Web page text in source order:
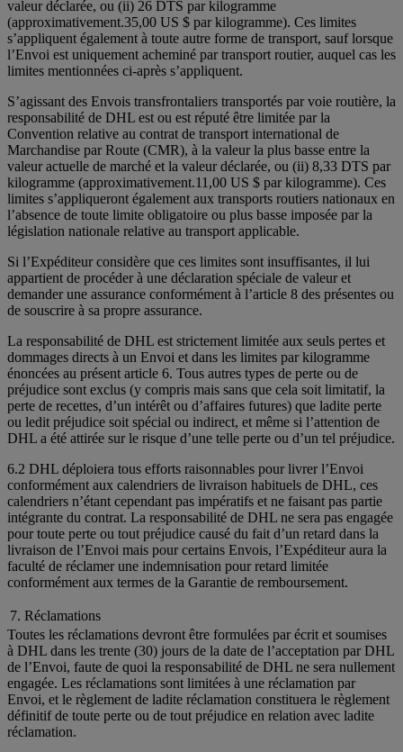
valeur déclarée, ou (ii) 26 DTS par kilogramme
(approximativement.35,00 US $ par kilogramme). Ces limites
s’appliquent également à toute autre forme de transport, sauf lorsque
l’Envoi est uniquement acheminé par transport routier, auquel cas les
limites mentionnées ci-après s’appliquent.
S’agissant des Envois transfrontaliers transportés par voie routière, la
responsabilité de DHL est ou est réputé être limitée par la
Convention relative au contrat de transport international de
Marchandise par Route (CMR), à la valeur la plus basse entre la
valeur actuelle de marché et la valeur déclarée, ou (ii) 8,33 DTS par
kilogramme (approximativement.11,00 US $ par kilogramme). Ces
limites s’appliqueront également aux transports routiers nationaux en
l’absence de toute limite obligatoire ou plus basse imposée par la
législation nationale relative au transport applicable.
Si l’Expéditeur considère que ces limites sont insuffisantes, il lui
appartient de procéder à une déclaration spéciale de valeur et
demander une assurance conformément à l’article 8 des présentes ou
de souscrire à sa propre assurance.
La responsabilité de DHL est strictement limitée aux seuls pertes et
dommages directs à un Envoi et dans les limites par kilogramme
énoncées au présent article 6. Tous autres types de perte ou de
préjudice sont exclus (y compris mais sans que cela soit limitatif, la
perte de recettes, d’un intérêt ou d’affaires futures) que ladite perte
ou ledit préjudice soit spécial ou indirect, et même si l’attention de
DHL a été attirée sur le risque d’une telle perte ou d’un tel préjudice.
6.2 DHL déploiera tous efforts raisonnables pour livrer l’Envoi
conformément aux calendriers de livraison habituels de DHL, ces
calendriers n’étant cependant pas impératifs et ne faisant pas partie
intégrante du contrat. La responsabilité de DHL ne sera pas engagée
pour toute perte ou tout préjudice causé du fait d’un retard dans la
livraison de l’Envoi mais pour certains Envois, l’Expéditeur aura la
faculté de réclamer une indemnisation pour retard limitée
conformément aux termes de la Garantie de remboursement.
7. Réclamations
Toutes les réclamations devront être formulées par écrit et soumises
à DHL dans les trente (30) jours de la date de l’acceptation par DHL
de l’Envoi, faute de quoi la responsabilité de DHL ne sera nullement
engagée. Les réclamations sont limitées à une réclamation par
Envoi, et le règlement de ladite réclamation constituera le règlement
définitif de toute perte ou de tout préjudice en relation avec ladite
réclamation.